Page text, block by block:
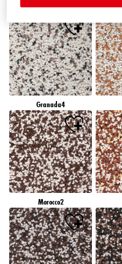
Granada1
Granada4
Morocco2